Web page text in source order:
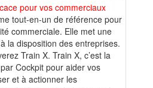
pour vos commerciaux
tout-en-un de référence pour
commerciale. Elle met une
la disposition des entreprises.
Train X. Train X, c’est la
Cockpit pour aider vos
et à actionner les